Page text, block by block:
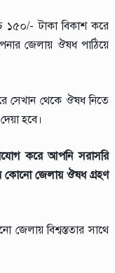
১৫০/- টাকা বিকাশ করে
জেলায় ঔষধ পাঠিয়ে
সেখান থেকে ঔষধ নিতে
হবে।
করে আপনি সরাসরি
কোনো জেলায় ঔষধ গ্রহণ
জেলায় বিশ্বস্ততার সাথে